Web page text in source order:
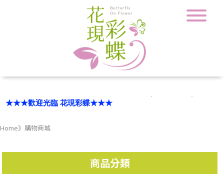
★★★歡迎光臨 花現彩蝶★★★
Home》 購物商城
商品分類